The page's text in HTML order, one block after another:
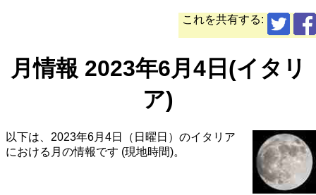
これを共有する:
月情報 2023年6月4日(イタリ
ア)
以下は、2023年6月4日（日曜日）のイタリア
における月の情報です (現地時間)。